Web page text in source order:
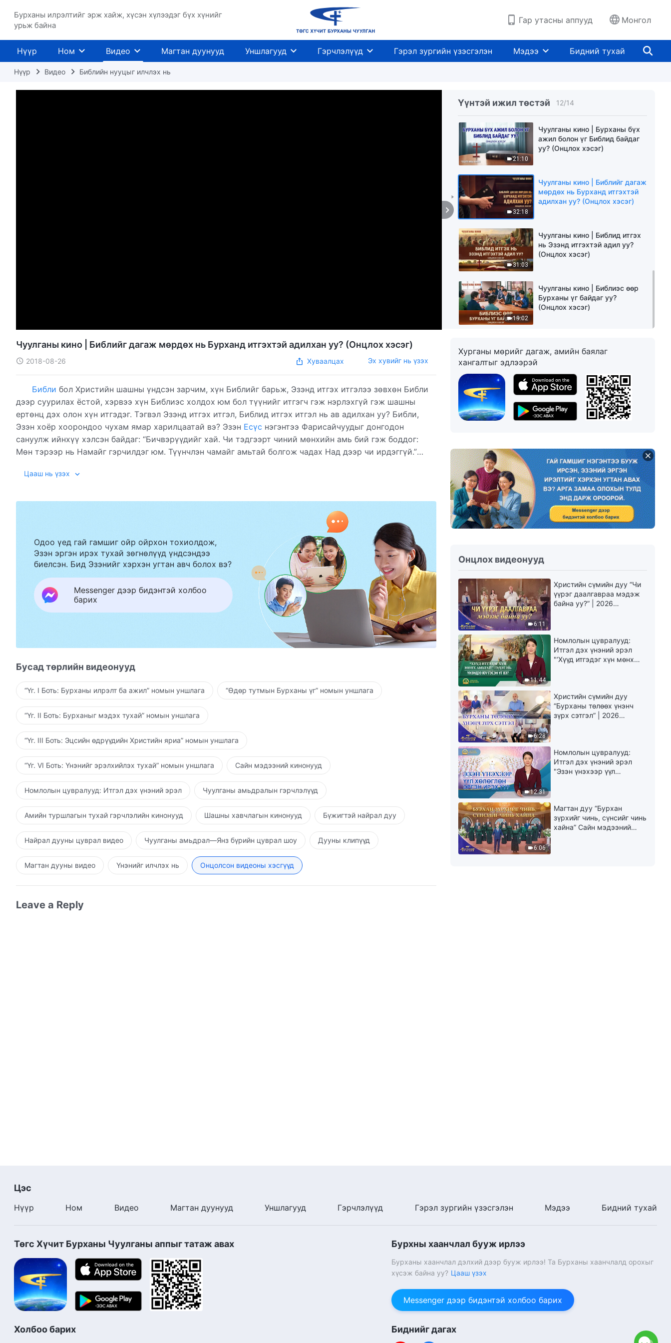
Бурханы илрэлтийг эрж хайж, хүсэн хүлээдэг бүх хүнийг
урьж байна
Гар утасны аппууд Монгол
Нүүр Ном Видео Магтан дуунууд Уншлагууд Гэрчлэлүүд Гэрэл зургийн үзэсгэлэн Мэдээ Бидний тухай
Нүүр Видео Библийн нууцыг илчлэх нь
Үүнтэй ижил төстэй 12/14
41:30
Чуулганы кино | Бурхан ба
юу вэ? (Онцлох хэсэг)
16:18
тухай (Онцлох хэсэг)
21:10
Чуулганы кино | Бурханы бүх
ажил болон үг Библид байдаг
уу? (Онцлох хэсэг)
32:18
Чуулганы кино | Библийг дагаж
мөрдөх нь Бурханд итгэхтэй
адилхан уу? (Онцлох хэсэг)
31:03
Чуулганы кино | Библид итгэх
нь Эзэнд итгэхтэй адил уу?
(Онцлох хэсэг)
19:02
Чуулганы кино | Библиэс өөр
Бурханы үг байдаг уу?
(Онцлох хэсэг)
Чуулганы кино | Библийг дагаж мөрдөх нь Бурханд итгэхтэй адилхан уу? (Онцлох хэсэг)
2018-08-26 Хуваалцах Эх хувийг нь үзэх
Библи бол Христийн шашны үндсэн зарчим, хүн Библийг барьж, Эзэнд итгэх итгэлээ зөвхөн Библи
дээр суурилах ёстой, хэрвээ хүн Библиэс холдох юм бол түүнийг итгэгч гэж нэрлэхгүй гэж шашны
ертөнц дэх олон хүн итгэдэг. Тэгвэл Эзэнд итгэх итгэл, Библид итгэх итгэл нь ав адилхан уу? Библи,
Эзэн хоёр хоорондоо чухам ямар харилцаатай вэ? Эзэн Есүс нэгэнтээ Фарисайчуудыг донгодон
сануулж ийнхүү хэлсэн байдаг: “Бичвэрүүдийг хай. Чи тэдгээрт чиний мөнхийн амь бий гэж боддог:
Мөн тэрээр нь Намайг гэрчилдэг юм. Түүнчлэн чамайг амьтай болгож чадах Над дээр чи ирдэггүй.”
Бурхан л үнэн , зам, амь мөн. Тэр тохиолдолд Эзэний хүсэлд нийцүүлэхийн тулд Библийг яаж харах нь
Цааш нь үзэх
Одоо үед гай гамшиг ойр ойрхон тохиолдож,
Эзэн эргэн ирэх тухай зөгнөлүүд үндсэндээ
биелсэн. Бид Эзэнийг хэрхэн угтан авч болох вэ?
Messenger дээр бидэнтэй холбоо
барих
Бусад төрлийн видеонууд
“Үг. I Боть: Бурханы илрэлт ба ажил” номын уншлага “Өдөр тутмын Бурханы үг” номын уншлага
“Үг. II Боть: Бурханыг мэдэх тухай” номын уншлага
“Үг. III Боть: Эцсийн өдрүүдийн Христийн яриа” номын уншлага
“Үг. VI Боть: Үнэнийг эрэлхийлэх тухай” номын уншлага Сайн мэдээний кинонууд
Номлолын цувралууд: Итгэл дэх үнэний эрэл Чуулганы амьдралын гэрчлэлүүд
Амийн туршлагын тухай гэрчлэлийн кинонууд Шашны хавчлагын кинонууд Бүжигтэй найрал дуу
Найрал дууны цуврал видео Чуулганы амьдрал—Янз бүрийн цуврал шоу Дууны клипүүд
Магтан дууны видео Үнэнийг илчлэх нь Онцолсон видеоны хэсгүүд
Leave a Reply
Хурганы мөрийг дагаж, амийн баялаг
хангалтыг эдлээрэй
Онцлох видеонууд
6:11
Христийн сүмийн дуу “Чи
үүрэг даалгавраа мэдэж
байна уу?” | 2026
11:44
Номлолын цувралууд:
Итгэл дэх үнэний эрэл
"‘Хүүд итгэдэг хүн мөнх
6:28
Христийн сүмийн дуу
“Бурханы төлөөх үнэнч
зүрх сэтгэл” | 2026
12:31
Номлолын цувралууд:
Итгэл дэх үнэний эрэл
"Эзэн үнэхээр үүл
6:06
Магтан дуу “Бурхан
зүрхийг чинь, сүнсийг чинь
хайна” Сайн мэдээний
Цэс
Нүүр Ном Видео Магтан дуунууд Уншлагууд Гэрчлэлүүд Гэрэл зургийн үзэсгэлэн Мэдээ Бидний тухай
Төгс Хүчит Бурханы Чуулганы аппыг татаж авах
Холбоо барих
Бурхны хаанчлал бууж ирлээ
Бурханы хаанчлал дэлхий дээр бууж ирлээ! Та Бурханы хаанчлалд орохыг
хүсэж байна уу? Цааш үзэх
Messenger дээр бидэнтэй холбоо барих
Биднийг дагах